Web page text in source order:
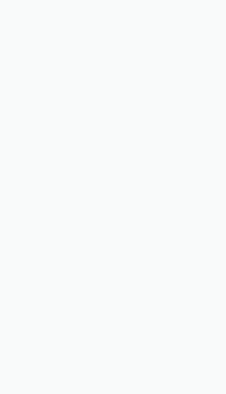
Mitglieder des
sich der…